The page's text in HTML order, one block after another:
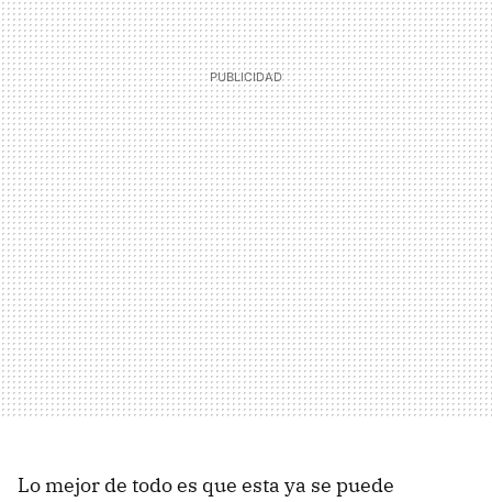
Lo mejor de todo es que esta ya se puede